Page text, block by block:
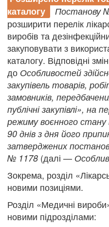
каталогу
Постанову
розширити перелік
виробів та
закуповувати з
каталогу. Відповідні
до Особливостей
закупівель товарів,
замовників,
публічні закупівлі», на
режиму воєнного
90 днів з дня його
затверджених
№ 1178 (далі —
Зокрема, розділ
новими позиціями.
Розділ «Медичні
новими підрозділами: